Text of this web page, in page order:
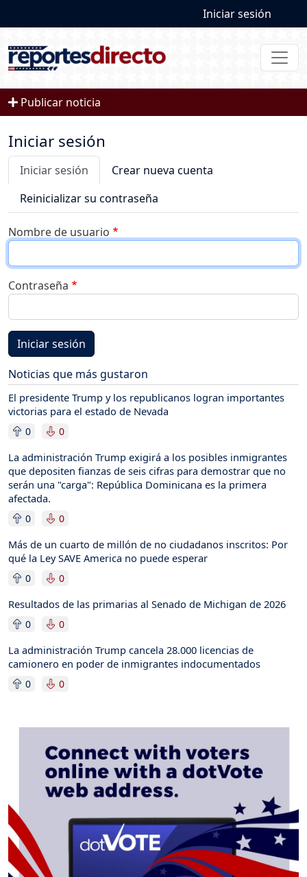
User
Iniciar sesión
Publicar noticia
Iniciar sesión
Solapas principales
Iniciar sesión
Crear nueva cuenta
Reinicializar su contraseña
Nombre de usuario
Contraseña
Iniciar sesión
Noticias que más gustaron
El presidente Trump y los republicanos logran importantes
victorias para el estado de Nevada
0 0
La administración Trump exigirá a los posibles inmigrantes
que depositen fianzas de seis cifras para demostrar que no
serán una "carga": República Dominicana es la primera
afectada.
0 0
Más de un cuarto de millón de no ciudadanos inscritos: Por
qué la Ley SAVE America no puede esperar
0 0
Resultados de las primarias al Senado de Michigan de 2026
0 0
La administración Trump cancela 28.000 licencias de
camionero en poder de inmigrantes indocumentados
0 0